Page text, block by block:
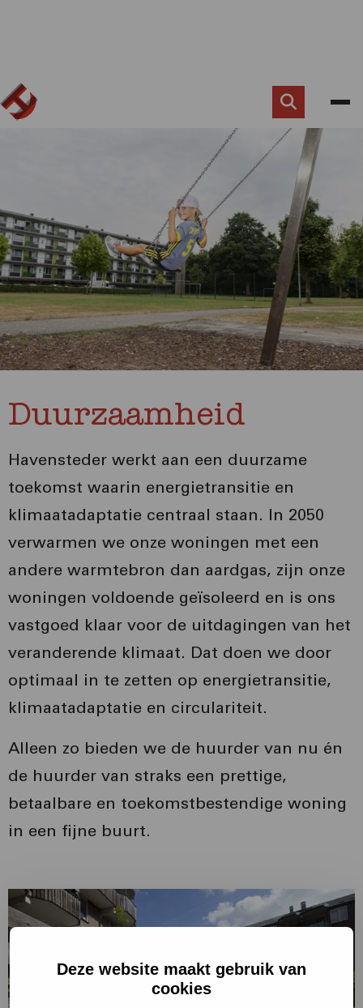
Deze website maakt gebruik van
cookies
Zoek
knop
Duurzaamheid
Havensteder werkt aan een duurzame
toekomst waarin energietransitie en
klimaatadaptatie centraal staan. In 2050
verwarmen we onze woningen met een
andere warmtebron dan aardgas, zijn onze
woningen voldoende geïsoleerd en is ons
vastgoed klaar voor de uitdagingen van het
veranderende klimaat. Dat doen we door
optimaal in te zetten op energietransitie,
klimaatadaptatie en circulariteit.
Alleen zo bieden we de huurder van nu én
de huurder van straks een prettige,
betaalbare en toekomstbestendige woning
in een fijne buurt.
Lees
meer
over
Lees
meer